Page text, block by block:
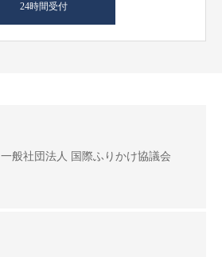
24時間受付
一般社団法人 国際ふりかけ協議会